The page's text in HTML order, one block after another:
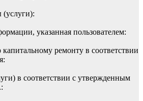
(услуги):
указанная пользователем:
ремонту в соответствии
в соответствии с утвержденным